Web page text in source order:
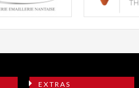
EXTRAS